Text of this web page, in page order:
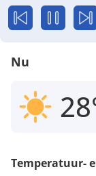
Nu
Temperatuur-